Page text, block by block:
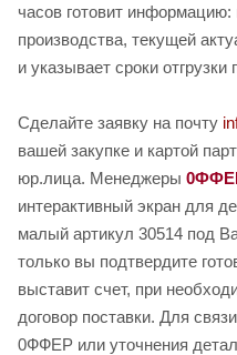
часов готовит
производства, текущей
и указывает сроки
Сделайте заявку на почту
вашей закупке и картой
юр.лица. Менеджеры
интерактивный экран для
малый артикул 30514 под
только вы подтвердите
выставит счет, при
договор поставки. Для
0ФФЕР или уточнения